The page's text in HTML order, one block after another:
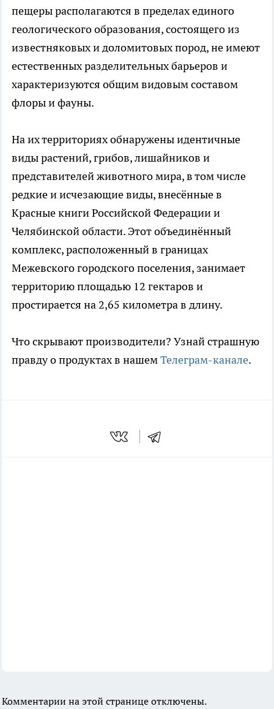
пещеры располагаются в пределах единого
геологического образования, состоящего из
известняковых и доломитовых пород, не имеют
естественных разделительных барьеров и
характеризуются общим видовым составом
флоры и фауны.
На их территориях обнаружены идентичные
виды растений, грибов, лишайников и
представителей животного мира, в том числе
редкие и исчезающие виды, внесённые в
Красные книги Российской Федерации и
Челябинской области. Этот объединённый
комплекс, расположенный в границах
Межевского городского поселения, занимает
территорию площадью 12 гектаров и
простирается на 2,65 километра в длину.
Что скрывают производители? Узнай страшную
правду о продуктах в нашемТелеграм-канале.
Комментарии на этой странице отключены.